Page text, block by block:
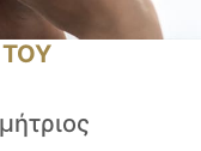
ΤΟΥ